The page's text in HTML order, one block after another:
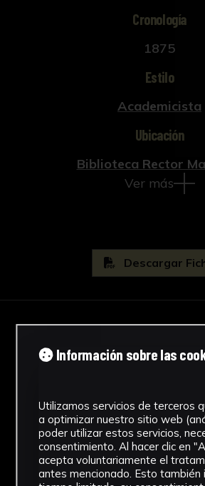
Cronología
1875
Estilo
Academicista
Ubicación
Biblioteca Rector
Ver más
Descargar
Información sobre las
Utilizamos servicios de terceros
a optimizar nuestro sitio web
poder utilizar estos servicios,
consentimiento. Al hacer clic en
acepta voluntariamente el
antes mencionado. Esto también